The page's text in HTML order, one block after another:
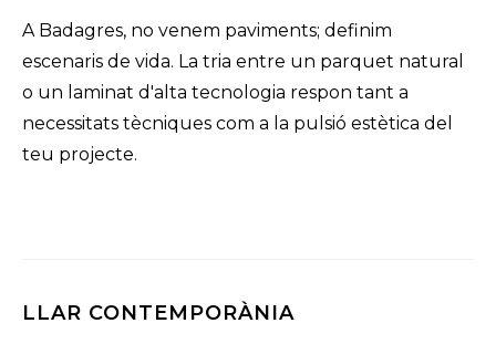
A Badagres, no venem paviments; definim
escenaris de vida. La tria entre un parquet natural
o un laminat d'alta tecnologia respon tant a
necessitats tècniques com a la pulsió estètica del
teu projecte.
LLAR CONTEMPORÀNIA